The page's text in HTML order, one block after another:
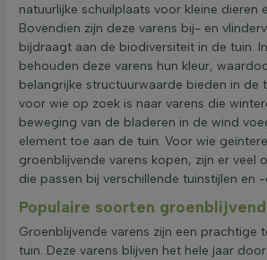
natuurlijke schuilplaats voor kleine dieren
Bovendien zijn deze varens bij- en
bijdraagt aan de biodiversiteit in de tuin.
behouden deze varens hun kleur,
belangrijke structuurwaarde bieden in de
voor wie op zoek is naar varens die
beweging van de bladeren in de wind
element toe aan de tuin. Voor wie
groenblijvende varens kopen, zijn er veel
die passen bij verschillende tuinstijlen en
Populaire soorten
Groenblijvende varens zijn een prachtige
tuin. Deze varens blijven het hele jaar